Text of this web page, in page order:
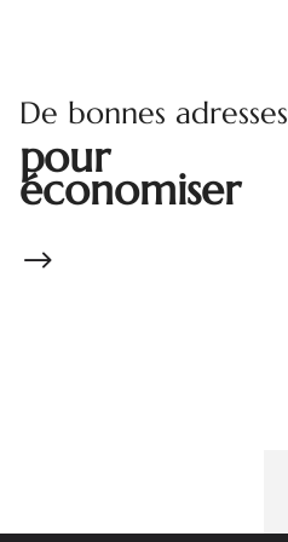
De bonnes adresses
pour
économiser
$